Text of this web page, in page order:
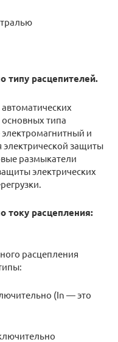
типу расцепителей.
типа
и
защиты
размыкатели
электрических
току расцепления:
расцепления
(In — это